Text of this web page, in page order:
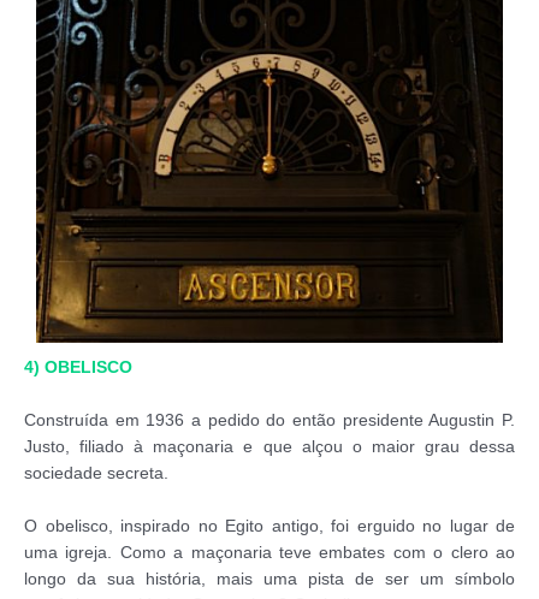
4) OBELISCO
Construída em 1936 a pedido do então presidente Augustin P.
Justo, filiado à maçonaria e que alçou o maior grau dessa
sociedade secreta.
O obelisco, inspirado no Egito antigo, foi erguido no lugar de
uma igreja. Como a maçonaria teve embates com o clero ao
longo da sua história, mais uma pista de ser um símbolo